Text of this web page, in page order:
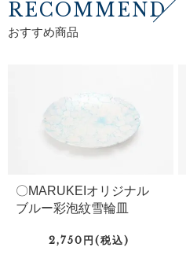
RECOMMEND
おすすめ商品
〇MARUKEIオリジナル
ブルー彩泡紋雪輪皿
2,750円(税込)